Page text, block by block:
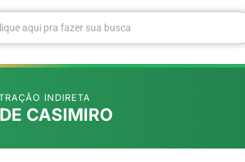
aqui pra fazer sua busca
INDIRETA
CASIMIRO